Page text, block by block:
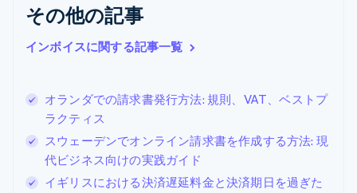
その他の記事
インボイスに関する記事一覧
オランダでの請求書発行方法: 規則、VAT、ベストプ
ラクティス
スウェーデンでオンライン請求書を作成する方法: 現
代ビジネス向けの実践ガイド
イギリスにおける決済遅延料金と決済期日を過ぎた
EnglishItaliano
ジブラルタル
English
シンガポール
DeutschFrançaisItalianoEnglish
スウェーデン
SvenskaEnglish
スペイン
Español English
スロバキア